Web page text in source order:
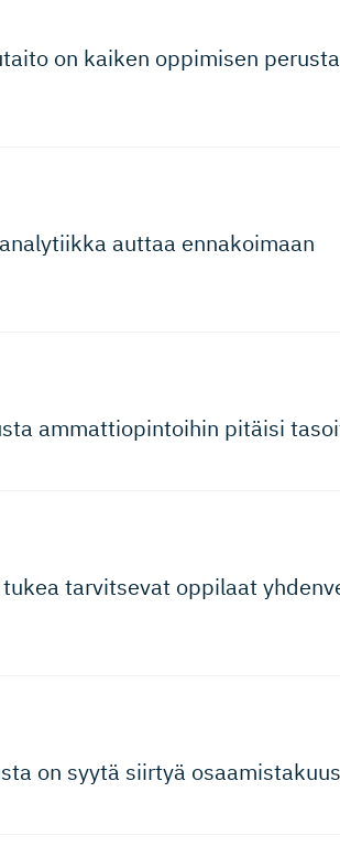
on kaiken oppimisen
auttaa ennakoimaan
ammattiopin­toihin pitäisi
tarvitsevat oppilaat
on syytä siirtyä